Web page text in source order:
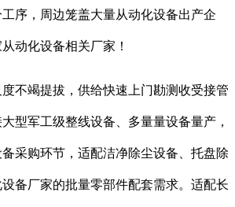
序，周边笼盖大量从动化设备出产企
动化设备相关厂家！
竭提拔，供给快速上门勘测收受接管
型军工级整线设备、多量量设备量产，
采购环节，适配洁净除尘设备、托盘除
备厂家的批量零部件配套需求。适配长